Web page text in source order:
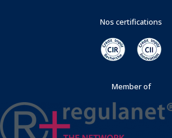
Nos certifications
Member of